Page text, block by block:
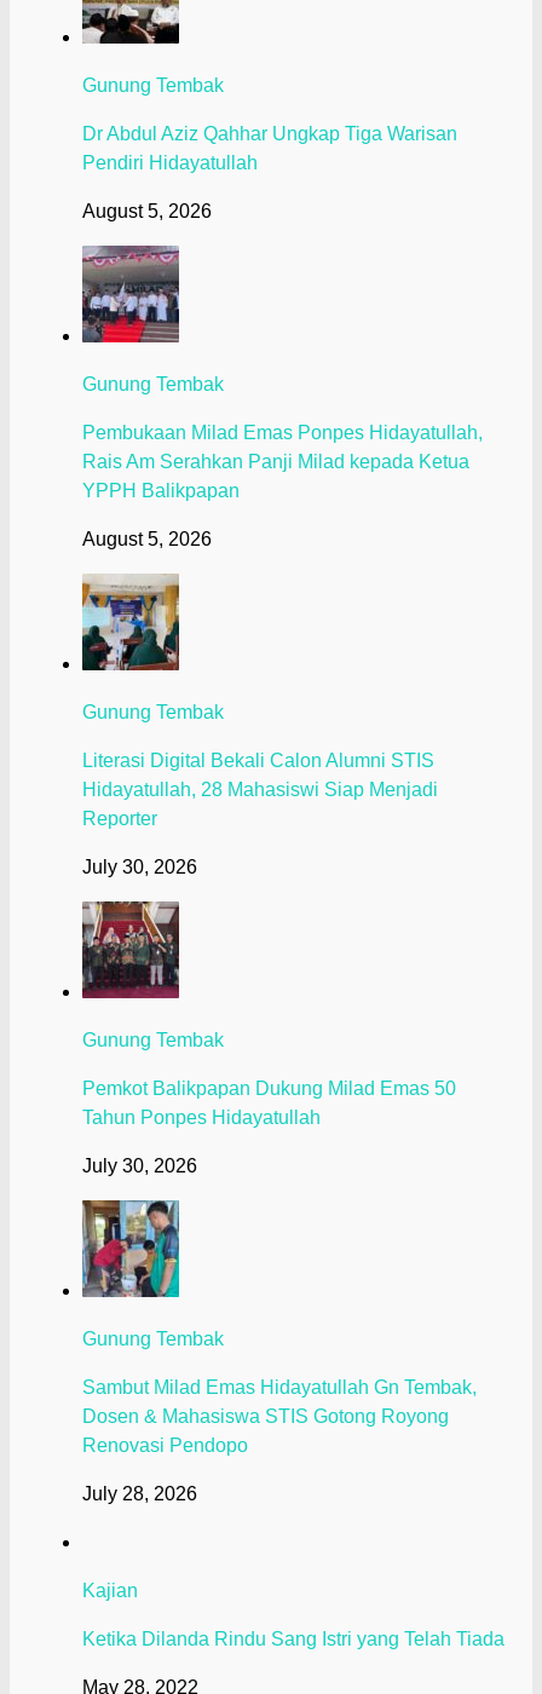
Gunung Tembak
Dr Abdul Aziz Qahhar Ungkap Tiga Warisan
Pendiri Hidayatullah
August 5, 2026
Gunung Tembak
Pembukaan Milad Emas Ponpes Hidayatullah,
Rais Am Serahkan Panji Milad kepada Ketua
YPPH Balikpapan
August 5, 2026
Gunung Tembak
Literasi Digital Bekali Calon Alumni STIS
Hidayatullah, 28 Mahasiswi Siap Menjadi
Reporter
July 30, 2026
Gunung Tembak
Pemkot Balikpapan Dukung Milad Emas 50
Tahun Ponpes Hidayatullah
July 30, 2026
Gunung Tembak
Sambut Milad Emas Hidayatullah Gn Tembak,
Dosen & Mahasiswa STIS Gotong Royong
Renovasi Pendopo
July 28, 2026
Kajian
Ketika Dilanda Rindu Sang Istri yang Telah Tiada
May 28, 2022